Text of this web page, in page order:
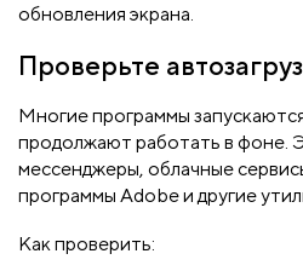
обновления экрана.
Проверьте
Многие программы
продолжают работать в фоне.
мессенджеры, облачные
программы Adobe и другие
Как проверить: